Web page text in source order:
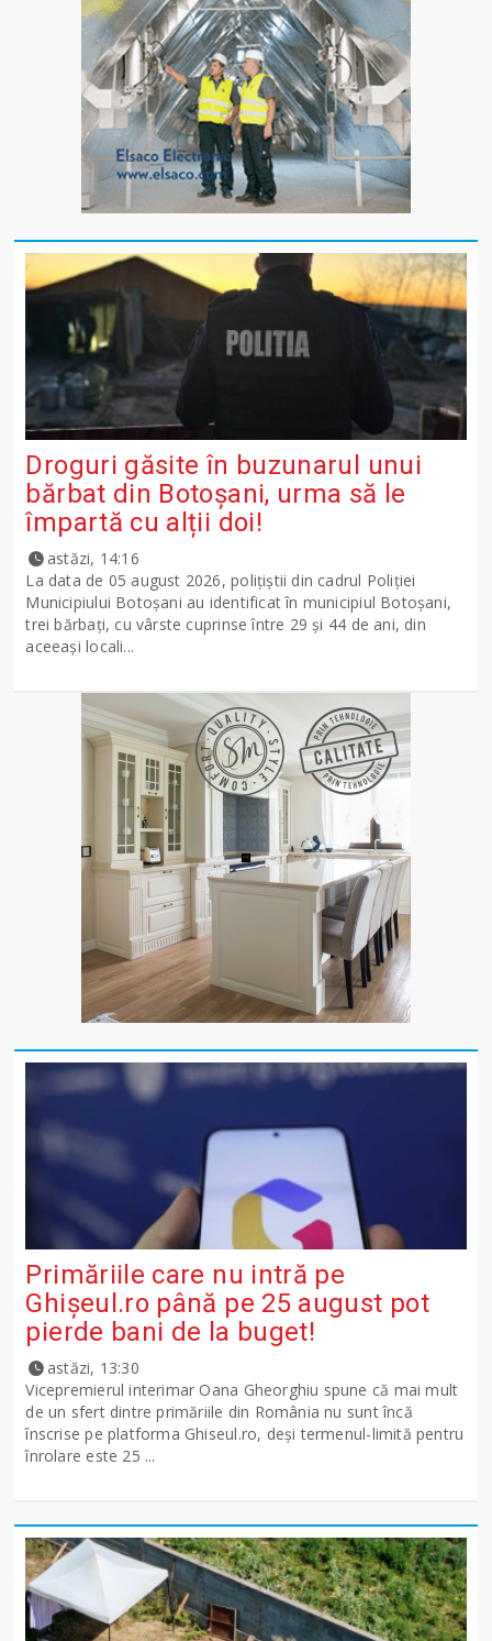
Droguri găsite în buzunarul unui
bărbat din Botoșani, urma să le
împartă cu alții doi!
astăzi, 14:16
La data de 05 august 2026, polițiștii din cadrul Poliției
Municipiului Botoșani au identificat în municipiul Botoșani,
trei bărbați, cu vârste cuprinse între 29 și 44 de ani, din
aceeași locali...
Primăriile care nu intră pe
Ghişeul.ro până pe 25 august pot
pierde bani de la buget!
astăzi, 13:30
Vicepremierul interimar Oana Gheorghiu spune că mai mult
de un sfert dintre primăriile din România nu sunt încă
înscrise pe platforma Ghiseul.ro, deși termenul-limită pentru
înrolare este 25 ...